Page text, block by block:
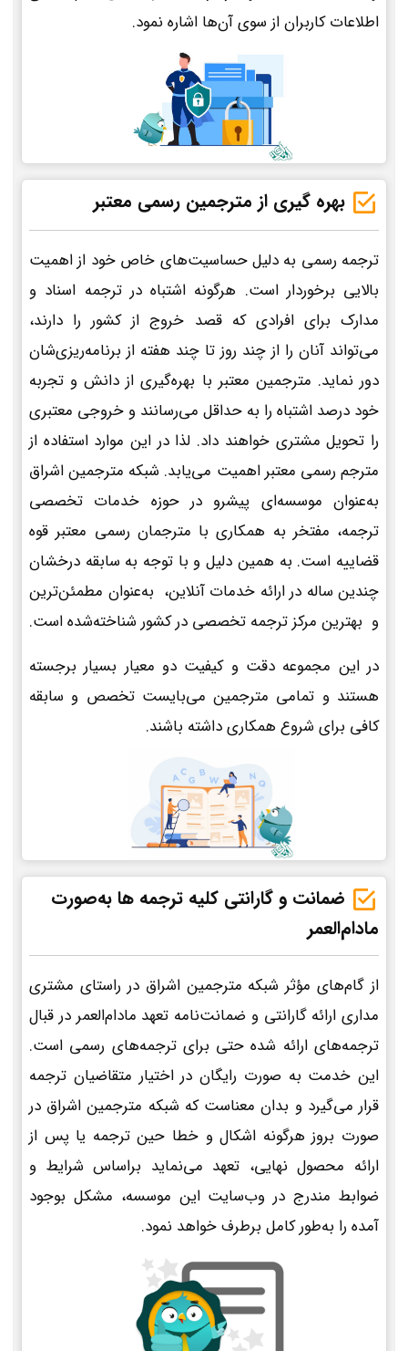
اطلاعات کاربران از سوی آن‌ها اشاره نمود.
بهره گیری از مترجمین رسمی معتبر
ترجمه رسمی به دلیل حساسیت‌های خاص خود از اهمیت
بالایی برخوردار است. هرگونه اشتباه در ترجمه اسناد و
مدارک برای افرادی که قصد خروج از کشور را دارند،
می‌تواند آنان را از چند روز تا چند هفته از برنامه‌ریزی‌شان
دور نماید. مترجمین معتبر با بهره‌گیری از دانش و تجربه
خود درصد اشتباه را به حداقل می‌رسانند و خروجی معتبری
را تحویل مشتری خواهند داد. لذا در این موارد استفاده از
مترجم رسمی معتبر اهمیت می‌یابد. شبکه مترجمین اشراق
به‌عنوان موسسه‌ای پیشرو در حوزه خدمات تخصصی
ترجمه، مفتخر به همکاری با مترجمان رسمی معتبر قوه
قضاییه است. به همین دلیل و با توجه به سابقه درخشان
چندین ساله در ارائه خدمات آنلاین، به‌عنوان مطمئن‌ترین
و بهترین مرکز ترجمه تخصصی در کشور شناخته‌شده است.
در این مجموعه دقت و کیفیت دو معیار بسیار برجسته
هستند و تمامی مترجمین می‌بایست تخصص و سابقه
کافی برای شروع همکاری داشته باشند.
ضمانت و گارانتی کلیه ترجمه ها به‌صورت
مادام‌العمر
از گام‌های مؤثر شبکه مترجمین اشراق در راستای مشتری
مداری ارائه گارانتی و ضمانت‌نامه تعهد مادام‌العمر در قبال
ترجمه‌های ارائه شده حتی برای ترجمه‌های رسمی است.
این خدمت به صورت رایگان در اختیار متقاضیان ترجمه
قرار می‌گیرد و بدان معناست که شبکه مترجمین اشراق در
صورت بروز هرگونه اشکال و خطا حین ترجمه یا پس از
ارائه محصول نهایی، تعهد می‌نماید براساس شرایط و
ضوابط مندرج در وب‌سایت این موسسه، مشکل بوجود
آمده را به‌طور کامل برطرف خواهد نمود.